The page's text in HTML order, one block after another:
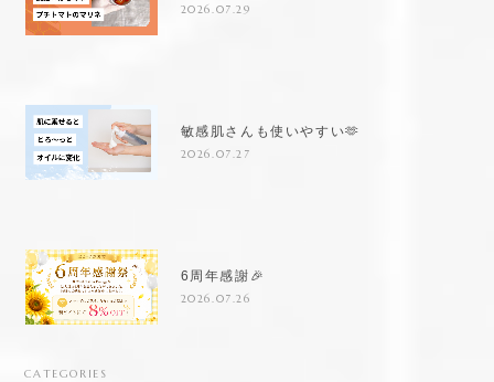
2026.07.29
敏感肌さんも使いやすい🫶
2026.07.27
6周年感謝🎉
2026.07.26
CATEGORIES